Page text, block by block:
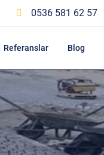
0536 581 62 57
Referanslar Blog